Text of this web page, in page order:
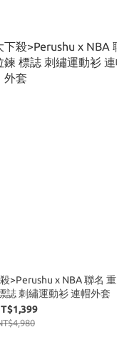
>Perushu x NBA 聯名 重
誌 刺繡運動衫 連帽外套